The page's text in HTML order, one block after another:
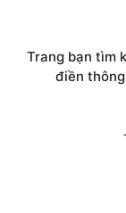
Trang bạn tìm
điền